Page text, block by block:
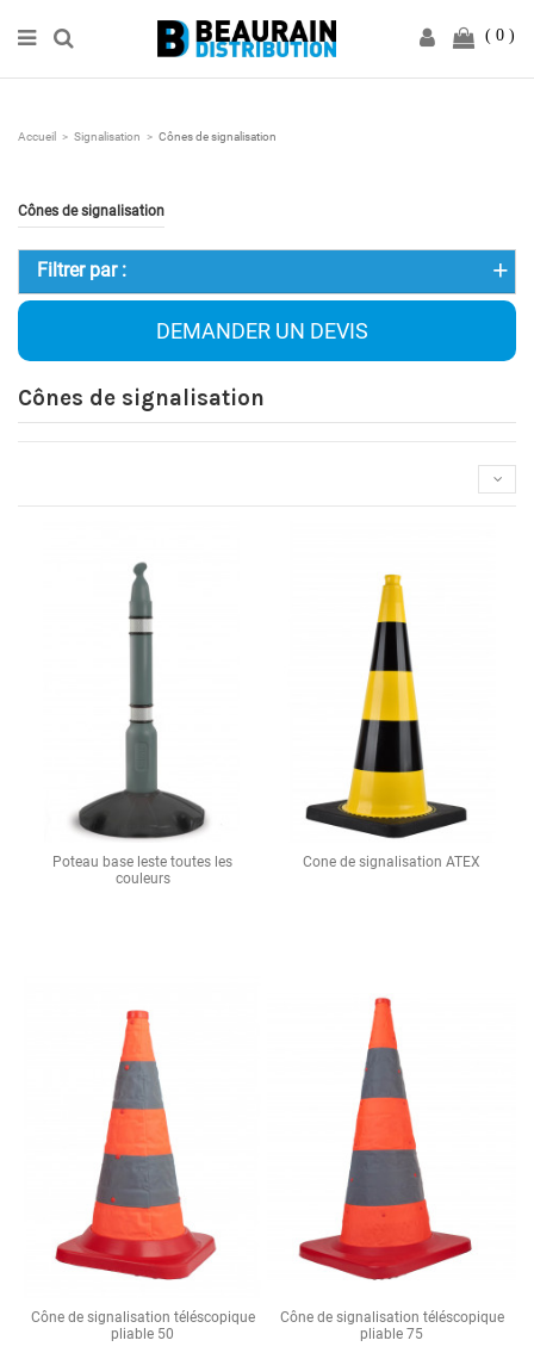
0
Accueil Signalisation Cônes de signalisation
Cônes de signalisation
Poteau base leste toutes les
couleurs
Cone de signalisation ATEX
Cône de signalisation téléscopique
pliable 50
Cône de signalisation téléscopique
pliable 75
Cônes de signalisation
Filtrer par :
DEMANDER UN DEVIS